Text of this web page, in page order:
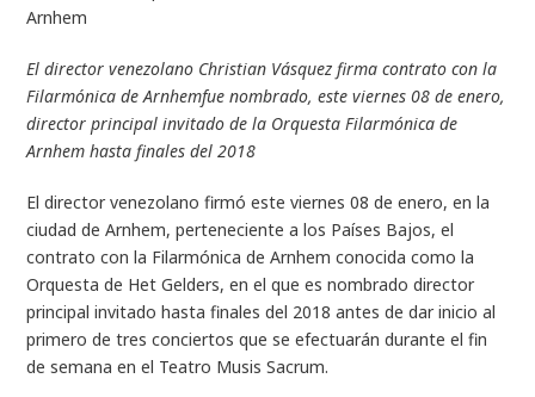
El director venezolano Christian Vásquez firma contrato con la
Filarmónica de Arnhemfue nombrado, este viernes 08 de enero,
director principal invitado de la Orquesta Filarmónica de
Arnhem hasta finales del 2018
El director venezolano firmó este viernes 08 de enero, en la
ciudad de Arnhem, perteneciente a los Países Bajos, el
contrato con la Filarmónica de Arnhem conocida como la
Orquesta de Het Gelders, en el que es nombrado director
principal invitado hasta finales del 2018 antes de dar inicio al
primero de tres conciertos que se efectuarán durante el fin
de semana en el Teatro Musis Sacrum.